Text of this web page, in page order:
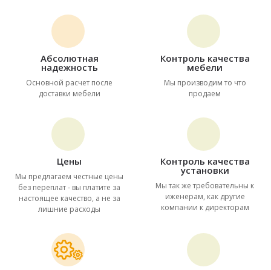
Абсолютная
надежность
Основной расчет после
доставки мебели
Контроль качества
мебели
Мы производим то что
продаем
Цены
Мы предлагаем честные цены
без переплат - вы платите за
настоящее качество, а не за
лишние расходы
Контроль качества
установки
Мы так же требовательны к
иженерам, как другие
компании к директорам